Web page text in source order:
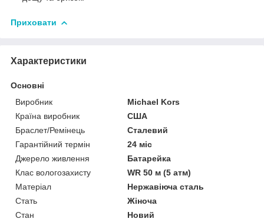
Приховати
Характеристики
Основні
Виробник
Michael Kors
Країна виробник
США
Браслет/Ремінець
Сталевий
Гарантійний термін
24 міс
Джерело живлення
Батарейка
Клас вологозахисту
WR 50 м (5 атм)
Матеріал
Нержавіюча сталь
Стать
Жіноча
Стан
Новий